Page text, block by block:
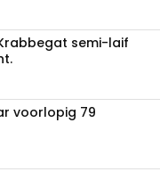
semi-laif
voorlopig 79